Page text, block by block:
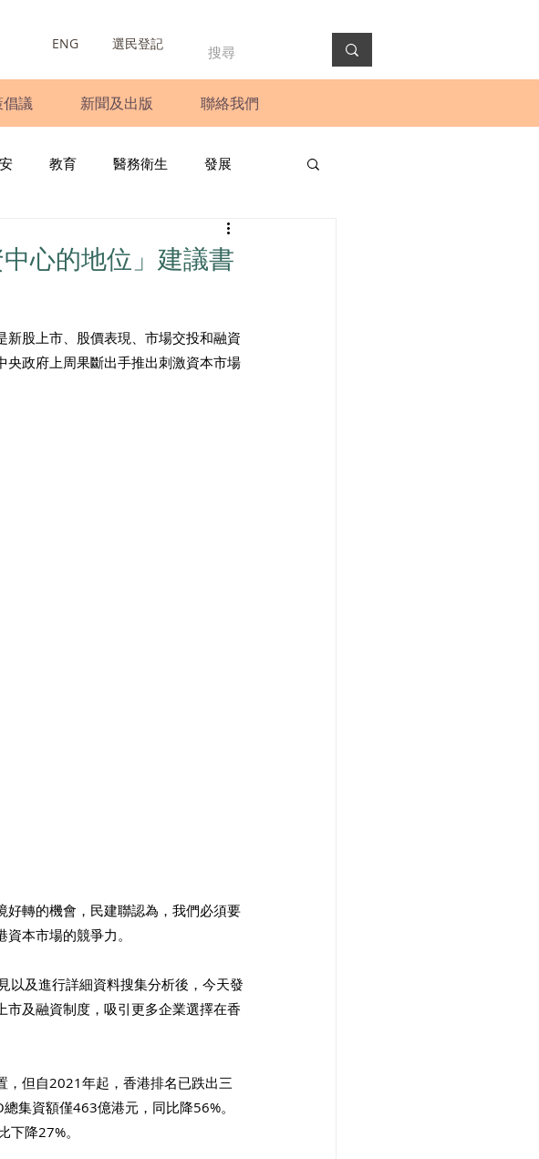
ENG 選民登記
議 新聞及出版 聯絡我們
教育 醫務衛生 發展
圓桌會議
心的地位」建議書
股上市、股價表現、市場交投和融資
政府上周果斷出手推出刺激資本市場
好轉的機會，民建聯認為，我們必須要
本市場的競爭力。
以及進行詳細資料搜集分析後，今天發
及融資制度，吸引更多企業選擇在香
，但自2021年起，香港排名已跌出三
集資額僅463億港元，同比降56%。
降27%。